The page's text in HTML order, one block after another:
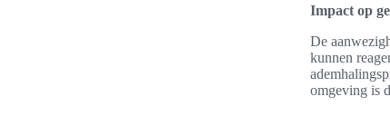
Impact op
De
kunnen
omgeving is